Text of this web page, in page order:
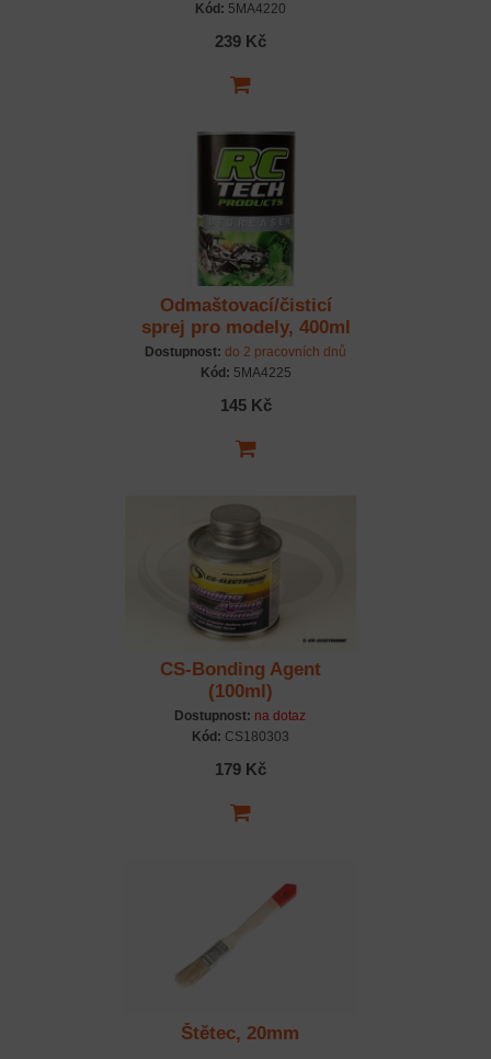
Kód: 5MA4220
239 Kč
Odmaštovací/čisticí
sprej pro modely, 400ml
Dostupnost: do 2 pracovních dnů
Kód: 5MA4225
145 Kč
CS-Bonding Agent
(100ml)
Dostupnost: na dotaz
Kód: CS180303
179 Kč
Štětec, 20mm